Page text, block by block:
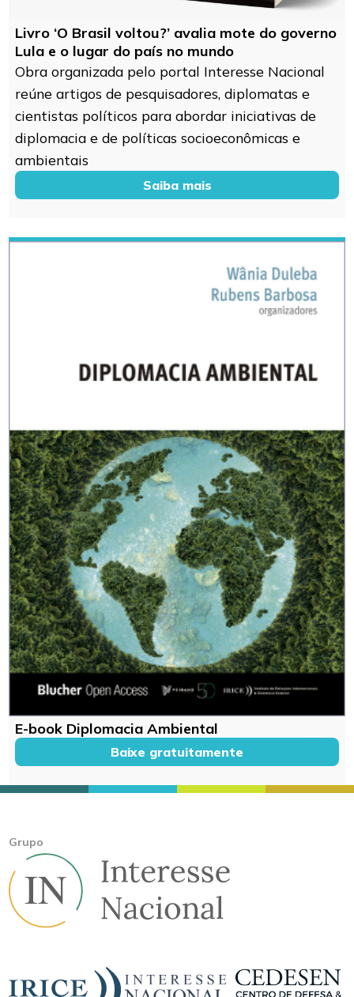
Livro ‘O Brasil voltou?’ avalia mote do governo
Lula e o lugar do país no mundo
Obra organizada pelo portal Interesse Nacional
reúne artigos de pesquisadores, diplomatas e
cientistas políticos para abordar iniciativas de
diplomacia e de políticas socioeconômicas e
ambientais
Saiba mais
E-book Diplomacia Ambiental
Baixe gratuitamente
Grupo